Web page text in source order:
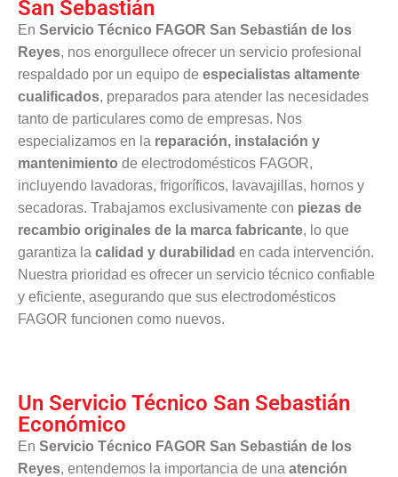
San Sebastián
En Servicio Técnico FAGOR San Sebastián de los
Reyes, nos enorgullece ofrecer un servicio profesional
respaldado por un equipo de especialistas altamente
cualificados, preparados para atender las necesidades
tanto de particulares como de empresas. Nos
especializamos en la reparación, instalación y
mantenimiento de electrodomésticos FAGOR,
incluyendo lavadoras, frigoríficos, lavavajillas, hornos y
secadoras. Trabajamos exclusivamente con piezas de
recambio originales de la marca fabricante, lo que
garantiza la calidad y durabilidad en cada intervención.
Nuestra prioridad es ofrecer un servicio técnico confiable
y eficiente, asegurando que sus electrodomésticos
FAGOR funcionen como nuevos.
Un Servicio Técnico San Sebastián
Económico
En Servicio Técnico FAGOR San Sebastián de los
Reyes, entendemos la importancia de una atención